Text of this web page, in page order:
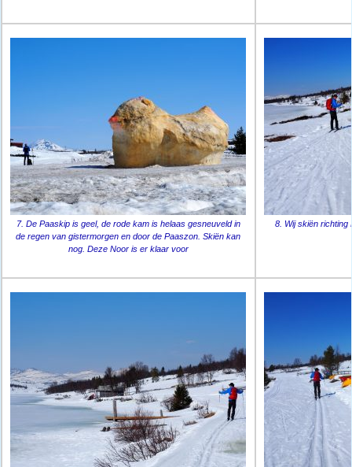
7. De Paaskip is geel, de rode kam is helaas gesneuveld in
de regen van gistermorgen en door de Paaszon. Skiën kan
nog. Deze Noor is er klaar voor
8. Wij skiën richting